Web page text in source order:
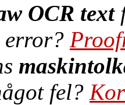
OCR text
error?
fel?